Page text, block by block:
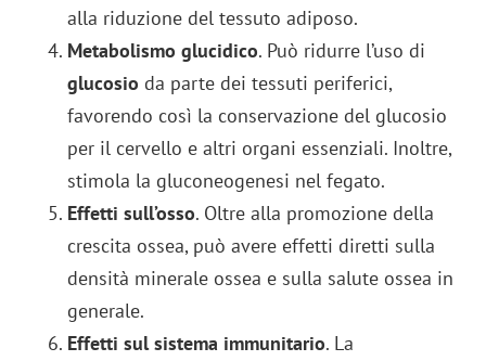
alla riduzione del tessuto adiposo.
Metabolismo glucidico. Può ridurre l’uso di
glucosio da parte dei tessuti periferici,
favorendo così la conservazione del glucosio
per il cervello e altri organi essenziali. Inoltre,
stimola la gluconeogenesi nel fegato.
Effetti sull’osso. Oltre alla promozione della
crescita ossea, può avere effetti diretti sulla
densità minerale ossea e sulla salute ossea in
generale.
Effetti sul sistema immunitario. La